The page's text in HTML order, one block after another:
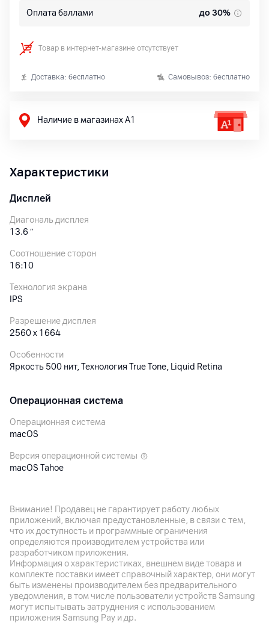
Оплата баллами до 30%
Товар в интернет-магазине отсутствует
Доставка: бесплатно Самовывоз: бесплатно
Наличие в магазинах А1
Характеристики
Дисплей
Диагональ дисплея
13.6 ″
Соотношение сторон
16:10
Технология экрана
IPS
Разрешение дисплея
2560 x 1664
Особенности
Яркость 500 нит, Технология True Tone, Liquid Retina
Операционная система
Операционная система
macOS
Версия операционной системы
macOS Tahoe
Процессор
Apple M5
Количество ядер
10
Графический ускоритель
8‑ядерный графический процессор
Внимание! Продавец не гарантирует работу любых
приложений, включая предустановленные, в связи с тем,
что их доступность и программные ограничения
определяются производителем устройства или
разработчиком приложения.
Информация о характеристиках, внешнем виде товара и
комплекте поставки имеет справочный характер, они могут
быть изменены производителем без предварительного
уведомления, в том числе пользователи устройств Samsung
могут испытывать затруднения с использованием
приложения Samsung Pay и др.